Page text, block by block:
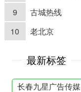
9
古城热线
10
老北京
最新标签
长春九星广告传媒